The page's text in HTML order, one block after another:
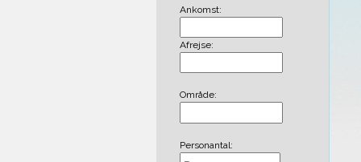
Ankomst:
Afrejse:
Område:
Personantal: